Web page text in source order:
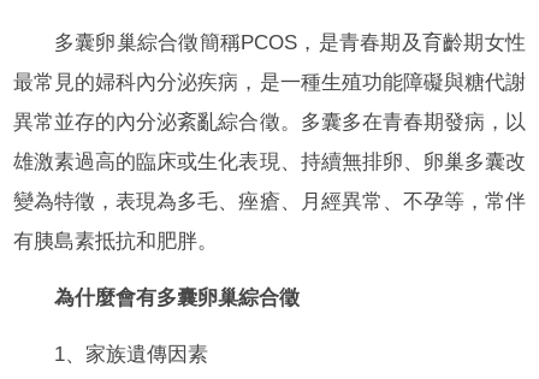
多囊卵巢綜合徵簡稱PCOS，是青春期及育齡期女性
最常見的婦科內分泌疾病，是一種生殖功能障礙與糖代謝
異常並存的內分泌紊亂綜合徵。多囊多在青春期發病，以
雄激素過高的臨床或生化表現、持續無排卵、卵巢多囊改
變為特徵，表現為多毛、痤瘡、月經異常、不孕等，常伴
有胰島素抵抗和肥胖。
為什麼會有多囊卵巢綜合徵
1、家族遺傳因素